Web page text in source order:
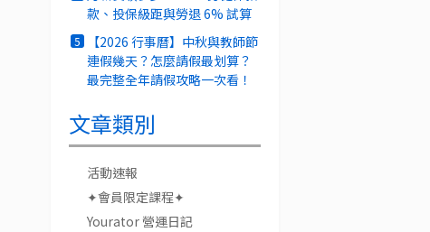
款、投保級距與勞退 6% 試算
5
【2026 行事曆】中秋與教師節
連假幾天？怎麼請假最划算？
最完整全年請假攻略一次看！
文章類別
活動速報
✦會員限定課程✦
Yourator 營運日記